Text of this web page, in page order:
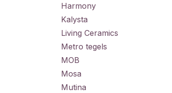
Harmony
Kalysta
Living Ceramics
Metro tegels
MOB
Mosa
Mutina